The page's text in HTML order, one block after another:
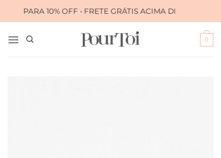
PARA 10% OFF • FRETE GRÁTIS ACIMA DE R$ 399,00
0